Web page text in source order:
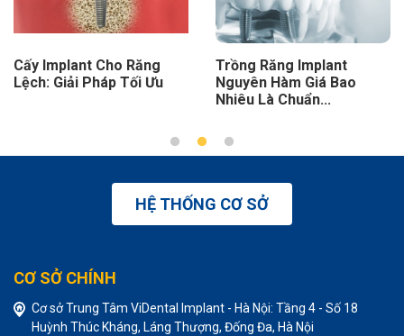
Cho Răng
Tối Ưu
Trồng Răng Implant
Nguyên Hàm Giá Bao
Nhiêu Là Chuẩn...
Implant
Dưới: Giải
HỆ THỐNG CƠ SỞ
CƠ SỞ CHÍNH
Cơ sở Trung Tâm ViDental Implant - Hà Nội: Tầng 4 - Số 18
Huỳnh Thúc Kháng, Láng Thượng, Đống Đa, Hà Nội